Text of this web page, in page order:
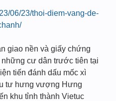
06/23/thoi-diem-vang-de-
giao nền và giấy chứng
cư dân trước tiên tại
tiến đánh dấu mốc xì
tư hưng vượng Hưng
khu tỉnh thành Vietuc